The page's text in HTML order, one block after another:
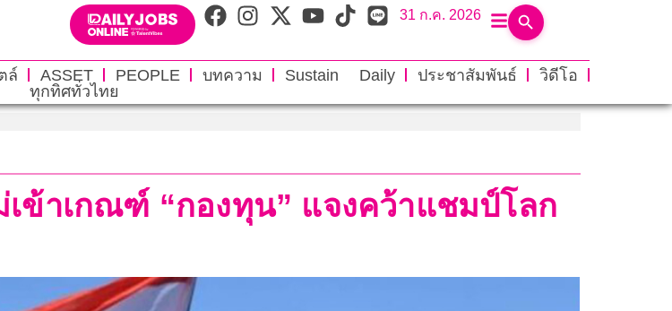
31 ก.ค. 2026
ล์ ASSET PEOPLE บทความ Sustain Daily ประชาสัมพันธ์
วิดีโอ
ทุกทิศทั่วไทย
ข้าเกณฑ์ “กองทุน” แจงคว้าแชมป์โลก